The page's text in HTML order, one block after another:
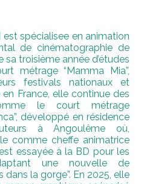
est spécialisee en animation
de cinématographie de
sa troisième année d’études
métrage “Mamma Mia”,
festivals nationaux et
France, elle continue des
le court métrage
développé en résidence
à Angoulême où,
comme cheffe animatrice
essayée à la BD pour les
une nouvelle de
dans la gorge”. En 2025, elle